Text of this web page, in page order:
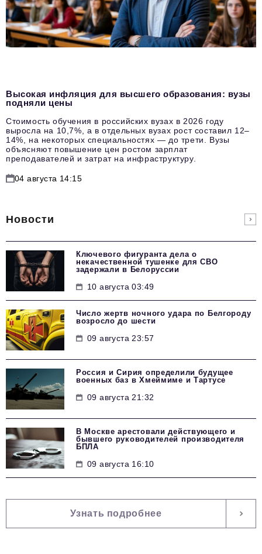
Высокая инфляция для высшего образования: вузы
подняли цены
Стоимость обучения в российских вузах в 2026 году
выросла на 10,7%, а в отдельных вузах рост составил 12–
14%, на некоторых специальностях — до трети. Вузы
объясняют повышение цен ростом зарплат
преподавателей и затрат на инфраструктуру.
04 августа 14:15
Новости
Ключевого фигуранта дела о
некачественной тушенке для СВО
задержали в Белоруссии
10 августа 03:49
Число жертв ночного удара по Белгороду
возросло до шести
09 августа 23:57
Россия и Сирия определили будущее
военных баз в Хмеймиме и Тартусе
09 августа 21:32
В Москве арестовали действующего и
бывшего руководителей производителя
БПЛА
09 августа 16:10
Узнать подробнее